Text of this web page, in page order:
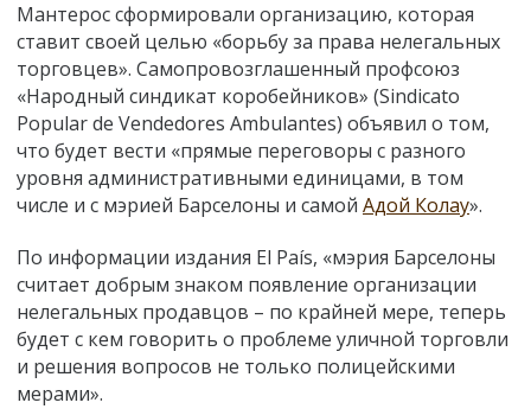
Мантерос сформировали организацию, которая
ставит своей целью «борьбу за права нелегальных
торговцев». Самопровозглашенный профсоюз
«Народный синдикат коробейников» (Sindicato
Popular de Vendedores Ambulantes) объявил о том,
что будет вести «прямые переговоры с разного
уровня административными единицами, в том
числе и с мэрией Барселоны и самой Адой Колау».
По информации издания El País, «мэрия Барселоны
считает добрым знаком появление организации
нелегальных продавцов – по крайней мере, теперь
будет с кем говорить о проблеме уличной торговли
и решения вопросов не только полицейскими
мерами».